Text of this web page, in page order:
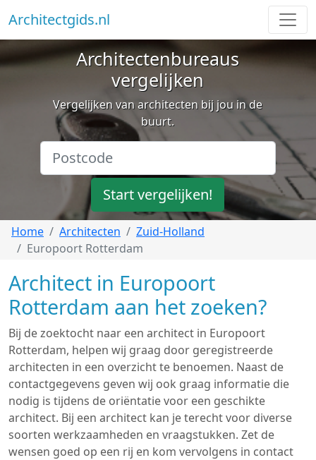
Architectgids.nl
Architectenbureaus
vergelijken
Vergelijken van architecten bij jou in de
buurt.
Start vergelijken!
Home Architecten
Zuid-Holland
Europoort Rotterdam
Architect in Europoort
Rotterdam aan het zoeken?
Bij de zoektocht naar een architect in Europoort
Rotterdam, helpen wij graag door geregistreerde
architecten in een overzicht te benoemen. Naast de
contactgegevens geven wij ook graag informatie die
nodig is tijdens de oriëntatie voor een geschikte
architect. Bij een architect kan je terecht voor diverse
soorten werkzaamheden en vraagstukken. Zet de
wensen goed op een rij en kom vervolgens in contact